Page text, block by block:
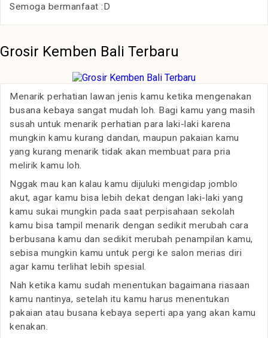
Semoga bermanfaat :D
Grosir Kemben Bali Terbaru
Menarik perhatian lawan jenis kamu ketika mengenakan
busana kebaya sangat mudah loh. Bagi kamu yang masih
susah untuk menarik perhatian para laki-laki karena
mungkin kamu kurang dandan, maupun pakaian kamu
yang kurang menarik tidak akan membuat para pria
melirik kamu loh.
Nggak mau kan kalau kamu dijuluki mengidap jomblo
akut, agar kamu bisa lebih dekat dengan laki-laki yang
kamu sukai mungkin pada saat perpisahaan sekolah
kamu bisa tampil menarik dengan sedikit merubah cara
berbusana kamu dan sedikit merubah penampilan kamu,
sebisa mungkin kamu untuk pergi ke salon merias diri
agar kamu terlihat lebih spesial.
Nah ketika kamu sudah menentukan bagaimana riasaan
kamu nantinya, setelah itu kamu harus menentukan
pakaian atau busana kebaya seperti apa yang akan kamu
kenakan.